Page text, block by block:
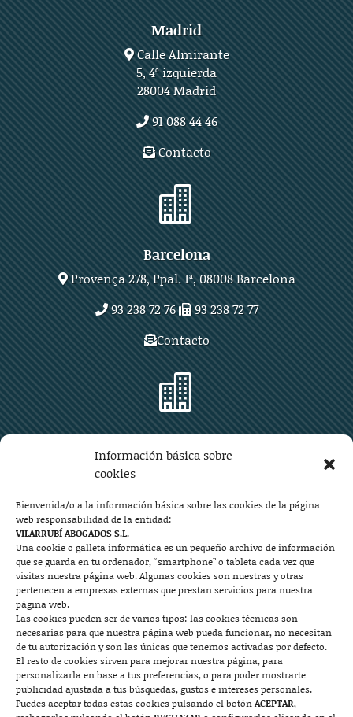
Información básica sobre
cookies
Bienvenida/o a la información básica sobre las cookies de la página
web responsabilidad de la entidad:
VILARRUBÍ ABOGADOS S.L.
Una cookie o galleta informática es un pequeño archivo de información
que se guarda en tu ordenador, “smartphone” o tableta cada vez que
visitas nuestra página web. Algunas cookies son nuestras y otras
pertenecen a empresas externas que prestan servicios para nuestra
página web.
Las cookies pueden ser de varios tipos: las cookies técnicas son
necesarias para que nuestra página web pueda funcionar, no necesitan
de tu autorización y son las únicas que tenemos activadas por defecto.
El resto de cookies sirven para mejorar nuestra página, para
personalizarla en base a tus preferencias, o para poder mostrarte
publicidad ajustada a tus búsquedas, gustos e intereses personales.
Puedes aceptar todas estas cookies pulsando el botónACEPTAR,
Madrid
Calle Almirante
5, 4º izquierda
28004 Madrid
91 088 44 46
Contacto

Barcelona
Provença 278, Ppal. 1ª, 08008 Barcelona
93 238 72 76
93 238 72 77
Contacto

Plaza Aragón 10, planta 11ª, 50004 Zaragoza
Contacto

Mallorca
Josep Pla, n°6, 07400 Alcudia (Mallorca)
722 131 870
Contacto